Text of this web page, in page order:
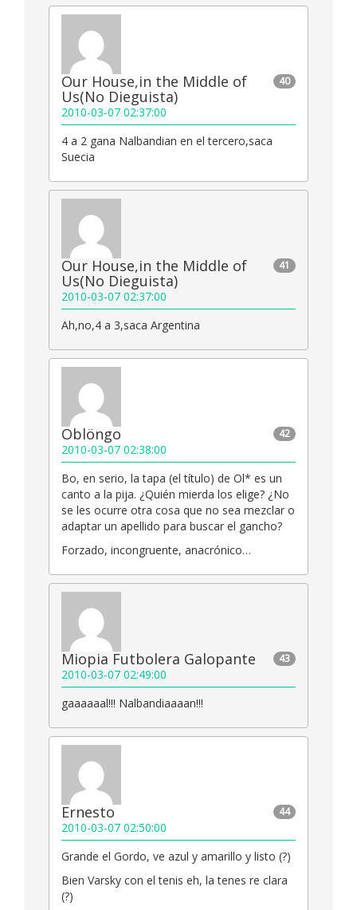
40
Our House,in the Middle of
Us(No Dieguista)
2010-03-07 02:37:00
4 a 2 gana Nalbandian en el tercero,saca
Suecia
41
Our House,in the Middle of
Us(No Dieguista)
2010-03-07 02:37:00
Ah,no,4 a 3,saca Argentina
42
Oblöngo
2010-03-07 02:38:00
Bo, en serio, la tapa (el título) de Ol* es un
canto a la pija. ¿Quién mierda los elige? ¿No
se les ocurre otra cosa que no sea mezclar o
adaptar un apellido para buscar el gancho?
Forzado, incongruente, anacrónico…
43
Miopia Futbolera Galopante
2010-03-07 02:49:00
gaaaaaal!!! Nalbandiaaaan!!!
44
Ernesto
2010-03-07 02:50:00
Grande el Gordo, ve azul y amarillo y listo (?)
Bien Varsky con el tenis eh, la tenes re clara
(?)